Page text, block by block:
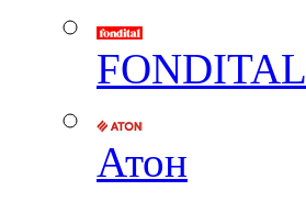
FONDITAL
Атон